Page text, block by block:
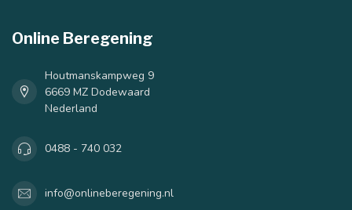
Online Beregening
Houtmanskampweg 9
6669 MZ Dodewaard
Nederland
0488 - 740 032
info@onlineberegening.nl